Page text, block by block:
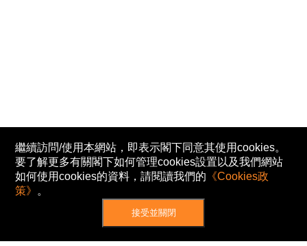
繼續訪問/使用本網站，即表示閣下同意其使用cookies。
要了解更多有關閣下如何管理cookies設置以及我們網站
如何使用cookies的資料，請閱讀我們的 《Cookies政
策》 。
接受並關閉